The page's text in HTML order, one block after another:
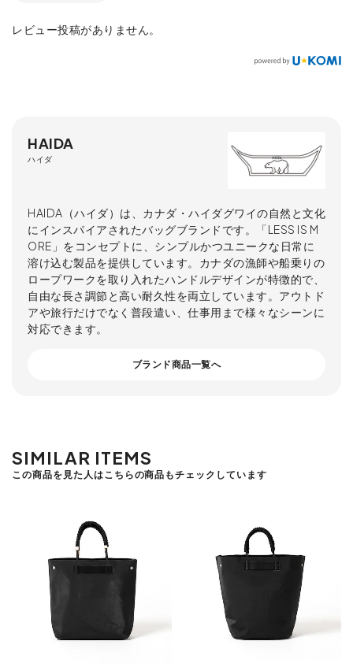
レビュー投稿がありません。
HAIDA
ハイダ
HAIDA（ハイダ）は、カナダ・ハイダグワイの自然と文化
にインスパイアされたバッグブランドです。「LESS IS M
ORE」をコンセプトに、シンプルかつユニークな日常に
溶け込む製品を提供しています。カナダの漁師や船乗りの
ロープワークを取り入れたハンドルデザインが特徴的で、
自由な長さ調節と高い耐久性を両立しています。アウトド
アや旅行だけでなく普段遣い、仕事用まで様々なシーンに
対応できます。
ブランド商品一覧へ
SIMILAR ITEMS
この商品を見た人はこちらの商品もチェックしています